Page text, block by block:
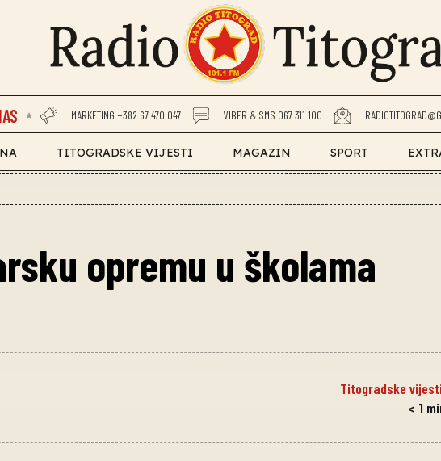
MARKETING +382 67 470 047 VIBER & SMS 067 311 100
TITOGRADSKE VIJESTI MAGAZIN SPORT
opremu u školama
Titogradske vijesti
< 1